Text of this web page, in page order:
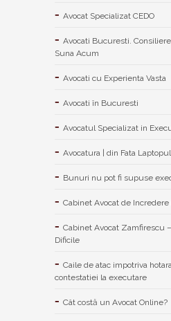
Avocat Specializat CEDO
Avocati Bucuresti.
Suna Acum
Avocati cu Experienta Vasta
Avocati în Bucuresti
Avocatul Specializat in
Avocatura | din Fata
Bunuri nu pot fi supuse
Cabinet Avocat de
Cabinet Avocat Zamfirescu
Dificile
Caile de atac impotriva
contestatiei la executare
Cât costă un Avocat Online?